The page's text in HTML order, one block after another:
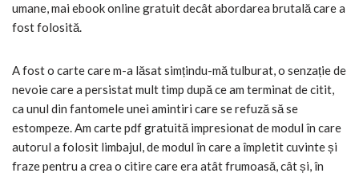
umane, mai ebook online gratuit decât abordarea brutală care a
fost folosită.
A fost o carte care m-a lăsat simțindu-mă tulburat, o senzație de
nevoie care a persistat mult timp după ce am terminat de citit,
ca unul din fantomele unei amintiri care se refuză să se
estompeze. Am carte pdf gratuită impresionat de modul în care
autorul a folosit limbajul, de modul în care a împletit cuvinte și
fraze pentru a crea o citire care era atât frumoasă, cât și, în